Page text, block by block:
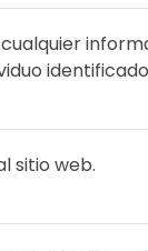
sitio web.